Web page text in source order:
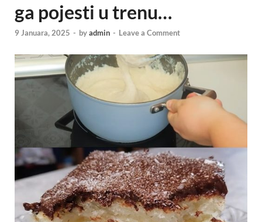
ga pojesti u trenu…
9 Januara, 2025 - byadmin - Leave a Comment